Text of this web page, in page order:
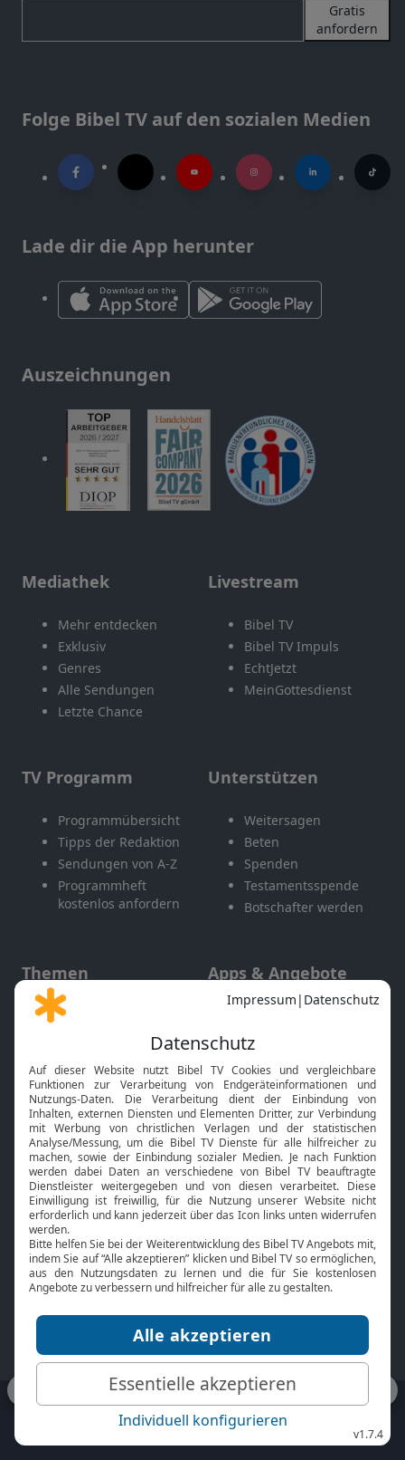
Gratis
anfordern
Folge Bibel TV auf den sozialen Medien
Lade dir die App herunter
Auszeichnungen
Mediathek
Mehr entdecken
Exklusiv
Genres
Alle Sendungen
Letzte Chance
Livestream
Bibel TV
Bibel TV Impuls
EchtJetzt
MeinGottesdienst
TV Programm
Programmübersicht
Tipps der Redaktion
Sendungen von A-Z
Programmheft
kostenlos anfordern
Unterstützen
Weitersagen
Beten
Spenden
Testamentsspende
Botschafter werden
Themen
Gott und Bibel erklärt
Neuigkeiten
Apps & Angebote
Mobile App
Smart TV
HbbTV
Bibelthek Online-Bibel
Nächster Gottesdienst
Bibel TV
Über uns
Jobs
Mediadaten
Service
Kontakt
TV-Empfang
bibeltv.de: Impressum
Datenschutz
Nutzungsbedingungen
Fakten Bibel TV App